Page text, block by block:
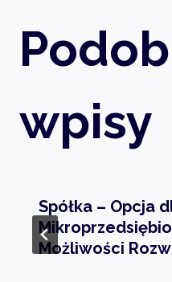
wpisy
Spółka – Opcja
Możliwości